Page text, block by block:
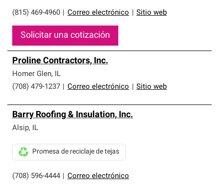
(815) 469-4960 Correo electrónico Sitio web
Solicitar una cotización
Proline Contractors, Inc.
Homer Glen, IL
(708) 479-1237
Correo electrónico Sitio web
Barry Roofing & Insulation, Inc.
Alsip, IL
(708) 596-4444 Correo electrónico
Promesa de reciclaje de tejas